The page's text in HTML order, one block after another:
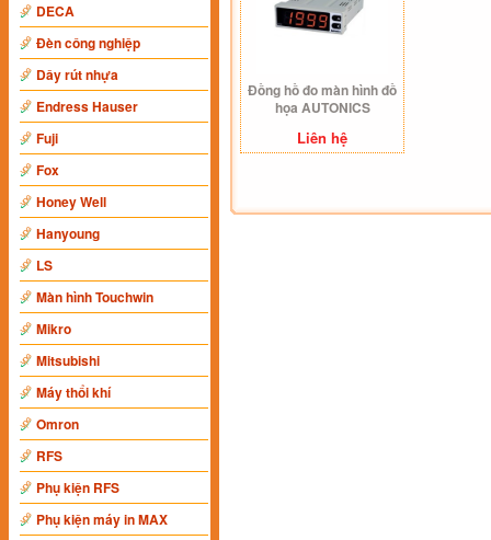
DECA
Đèn công nghiệp
Dây rút nhựa
Endress Hauser
Fuji
Fox
Honey Well
Hanyoung
LS
Màn hình Touchwin
Mikro
Mitsubishi
Máy thổi khí
Omron
RFS
Phụ kiện RFS
Phụ kiện máy in MAX
Đồng hồ đo màn hình đồ
họa AUTONICS
Liên hệ